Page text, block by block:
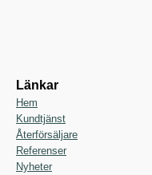
Länkar
Hem
Kundtjänst
Återförsäljare
Referenser
Nyheter